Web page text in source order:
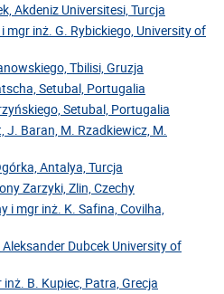
Akdeniz Universitesi, Turcja
mgr inż. G. Rybickiego, University of
Tbilisi, Gruzja
Setubal, Portugalia
Setubal, Portugalia
J. Baran, M. Rzadkiewicz, M.
Antalya, Turcja
Zarzyki, Zlin, Czechy
i mgr inż. K. Safina, Covilha,
Dubcek University of
B. Kupiec, Patra, Grecja